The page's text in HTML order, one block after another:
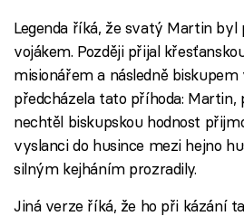
Legenda říká, že svatý Martin
vojákem. Později přijal
misionářem a následně biskupem
předcházela tato příhoda: Martin,
nechtěl biskupskou hodnost
vyslanci do husince mezi hejno
silným kejháním prozradily.
Jiná verze říká, že ho při kázání